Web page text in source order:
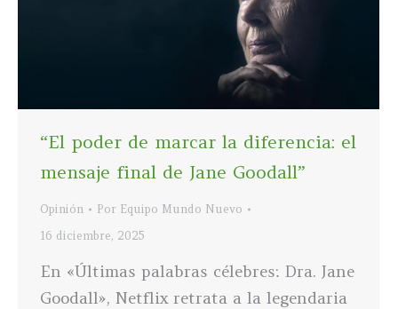
“El poder de marcar la diferencia: el
mensaje final de Jane Goodall”
Opinión Por Equipo Mundo Nuevo
16 diciembre, 2025
En «Últimas palabras célebres: Dra. Jane
Goodall», Netflix retrata a la legendaria